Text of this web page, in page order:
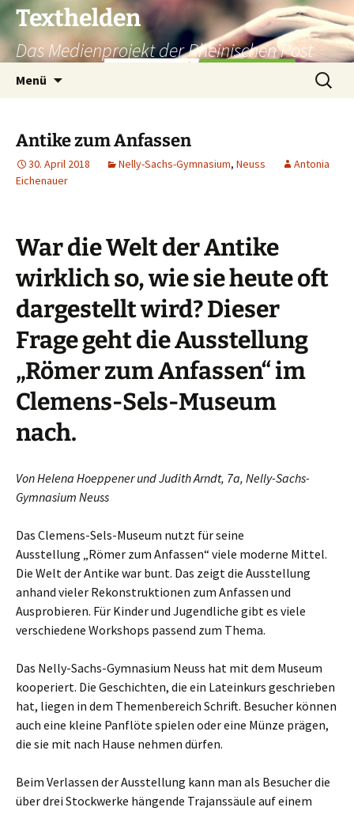
Texthelden
Das Medienprojekt der Rheinischen Post
Menü
Suchen
nach:
Antike zum Anfassen
30. April 2018 Nelly-Sachs-Gymnasium, Neuss
Antonia
Eichenauer
War die Welt der Antike
wirklich so, wie sie heute oft
dargestellt wird? Dieser
Frage geht die Ausstellung
„Römer zum Anfassen“ im
Clemens-Sels-Museum
nach.
Von Helena Hoeppener und Judith Arndt, 7a, Nelly-Sachs-
Gymnasium Neuss
Das Clemens-Sels-Museum nutzt für seine
Ausstellung „Römer zum Anfassen“ viele moderne Mittel.
Die Welt der Antike war bunt. Das zeigt die Ausstellung
anhand vieler Rekonstruktionen zum Anfassen und
Ausprobieren. Für Kinder und Jugendliche gibt es viele
verschiedene Workshops passend zum Thema.
Das Nelly-Sachs-Gymnasium Neuss hat mit dem Museum
kooperiert. Die Geschichten, die ein Lateinkurs geschrieben
hat, liegen in dem Themenbereich Schrift. Besucher können
auch eine kleine Panflöte spielen oder eine Münze prägen,
die sie mit nach Hause nehmen dürfen.
Beim Verlassen der Ausstellung kann man als Besucher die
über drei Stockwerke hängende Trajanssäule auf einem